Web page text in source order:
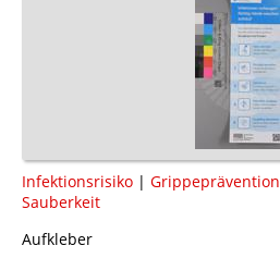
Infektionsrisiko | Grippeprävention
Sauberkeit
Aufkleber